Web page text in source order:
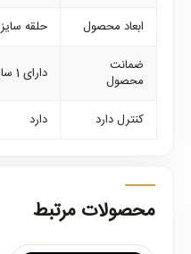
ابعاد محصول
حلقه سایز 50 و دایره سایز 10
ضمانت
محصول
دارای 1 سال ضمانت لوازم برقی
کنترل دارد دارد
محصولات مرتبط